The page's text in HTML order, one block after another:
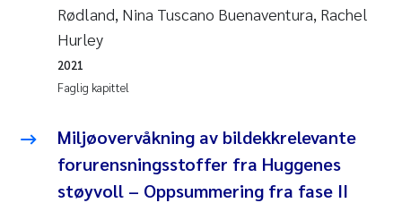
Rødland, Nina Tuscano Buenaventura, Rachel
Hurley
Faglig kapittel
2021
Miljøovervåkning av bildekkrelevante
forurensningsstoffer fra Huggenes
støyvoll – Oppsummering fra fase II